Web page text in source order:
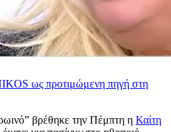
ως προτιμώμενη πηγή στη
βρέθηκε την Πέμπτη η Καίτη